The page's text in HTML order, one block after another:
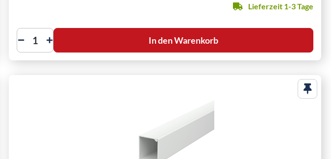
Lieferzeit 1-3 Tage
In den Warenkorb